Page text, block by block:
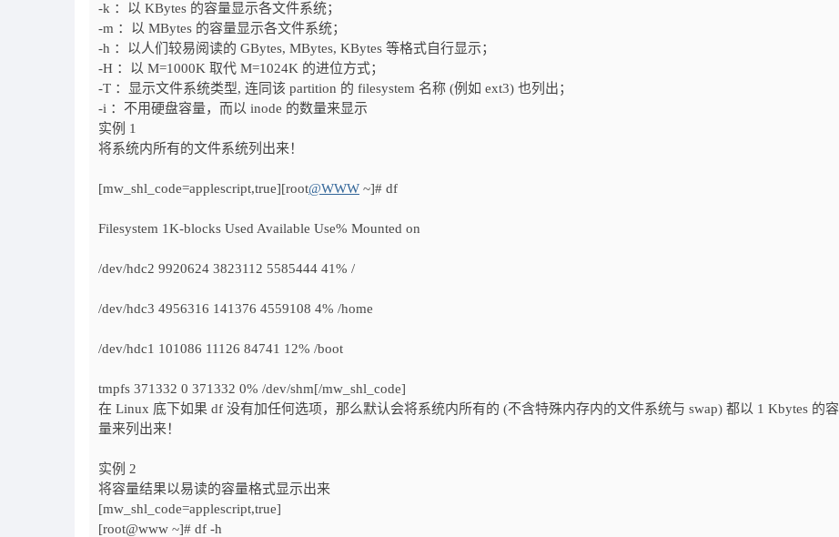
-k ：以 KBytes 的容量显示各文件系统；
-m ：以 MBytes 的容量显示各文件系统；
-h ：以人们较易阅读的 GBytes, MBytes, KBytes 等格式自行显示；
-H ：以 M=1000K 取代 M=1024K 的进位方式；
-T ：显示文件系统类型, 连同该 partition 的 filesystem 名称 (例如 ext3) 也列出；
-i ：不用硬盘容量，而以 inode 的数量来显示
实例 1
将系统内所有的文件系统列出来！
[mw_shl_code=applescript,true][root@WWW ~]# df
Filesystem 1K-blocks Used Available Use% Mounted on
/dev/hdc2 9920624 3823112 5585444 41% /
/dev/hdc3 4956316 141376 4559108 4% /home
/dev/hdc1 101086 11126 84741 12% /boot
tmpfs 371332 0 371332 0% /dev/shm[/mw_shl_code]
在 Linux 底下如果 df 没有加任何选项，那么默认会将系统内所有的 (不含特殊内存内的文件系统与 swap) 都以 1 Kbytes 的容
量来列出来！
实例 2
将容量结果以易读的容量格式显示出来
[mw_shl_code=applescript,true]
[root@www ~]# df -h